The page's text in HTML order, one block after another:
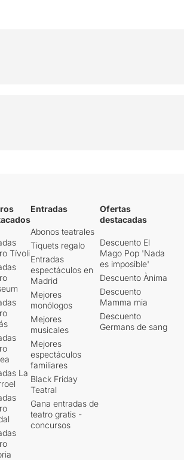
Tívoli
La
Entradas
Abonos teatrales
Tiquets regalo
Entradas
espectáculos en
Madrid
Mejores
monólogos
Mejores
musicales
Mejores
espectáculos
familiares
Black Friday
Teatral
Gana entradas de
teatro gratis -
concursos
Ofertas
destacadas
Descuento El
Mago Pop 'Nada
es imposible'
Descuento Ànima
Descuento
Mamma mia
Descuento
Germans de sang